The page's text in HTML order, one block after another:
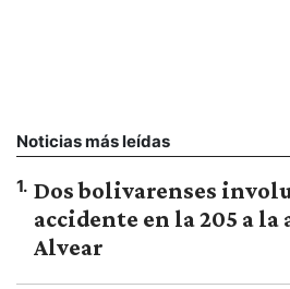
Noticias más leídas
1. Dos bolivarenses
accidente en la 205 a
Alvear